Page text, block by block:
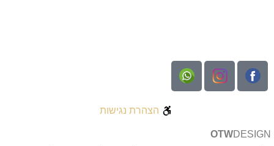
הצהרת נגישות
OTWDESIGN